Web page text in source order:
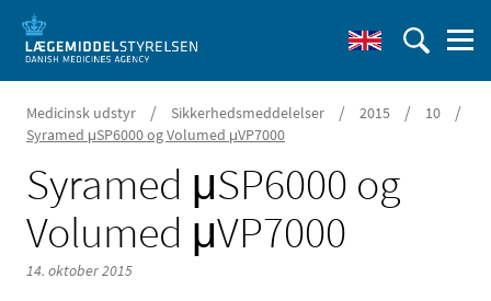
Medicinsk udstyr / Sikkerhedsmeddelelser / 2015 / 10 /
Syramed μSP6000 og Volumed μVP7000
Syramed μSP6000 og
Volumed μVP7000
14. oktober 2015